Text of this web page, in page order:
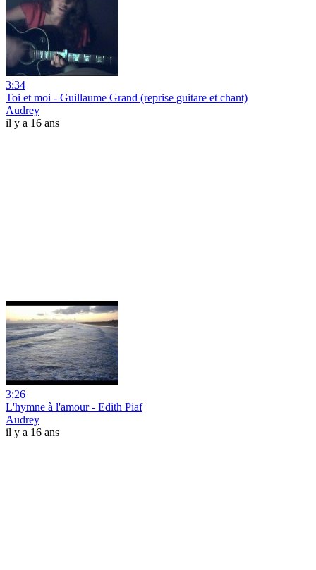
3:34
Toi et moi - Guillaume Grand (reprise guitare et chant)
Audrey
il y a 16 ans
3:26
L'hymne à l'amour - Edith Piaf
Audrey
il y a 16 ans